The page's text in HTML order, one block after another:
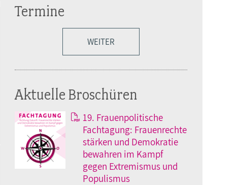
Termine
WEITER
Aktuelle Broschüren
19. Frauenpolitische
Fachtagung: Frauenrechte
stärken und Demokratie
bewahren im Kampf
gegen Extremismus und
Populismus